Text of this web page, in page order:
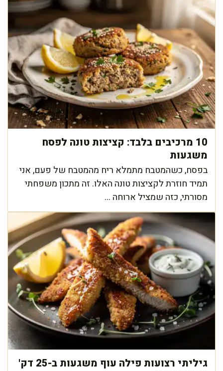
10 מרכיבים בלבד: קציצות טונה לפסח
משגעות
בפסח, כשהמטבח מתמלא ריח מהמטבח של פעם, אני
תמיד חוזרת לקציצות טונה האלו. זה מתכון משפחתי
מסורתי, כזה שמציל ארוחה ...
גיליתי רצועות פילה עוף משגעות ב-25 דק'